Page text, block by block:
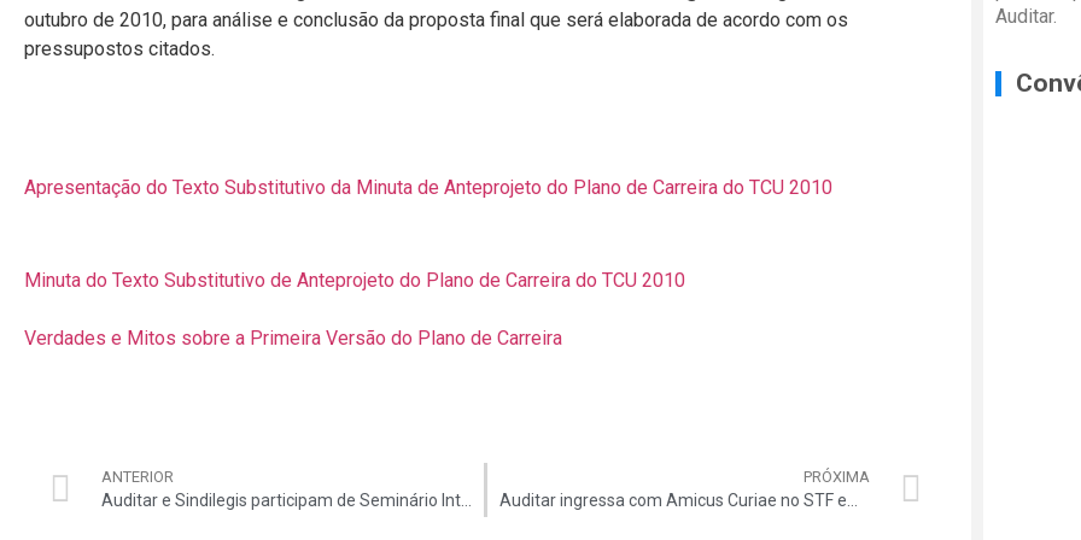
outubro de 2010, para análise e conclusão da proposta final que será elaborada de acordo com os
pressupostos citados.
Apresentação do Texto Substitutivo da Minuta de Anteprojeto do Plano de Carreira do TCU 2010
Minuta do Texto Substitutivo de Anteprojeto do Plano de Carreira do TCU 2010
Verdades e Mitos sobre a Primeira Versão do Plano de Carreira
ANTERIOR
Auditar e Sindilegis participam de Seminário Internacional de Contabilidade e Gestão Pública em Minas Gerais
PRÓXIMA
Auditar ingressa com Amicus Curiae no STF em defesa do TCU
Auditar.